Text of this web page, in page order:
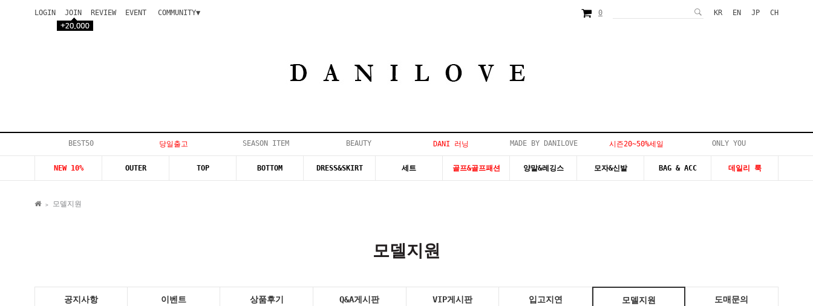
LOGIN JOIN REVIEW EVENT
COMMUNITY▼
입고지연
0 KR EN JP CH
BEST50 당일출고 SEASON ITEM BEAUTY DANI 러닝 MADE BY DANILOVE 시즌20~50%세일 ONLY YOU
NEW 10% OUTER TOP BOTTOM DRESS&SKIRT 세트 골프&골프패션 양말&레깅스 모자&신발 BAG & ACC 데일리 룩
> 모델지원
모델지원
공지사항 이벤트 상품후기 Q&A게시판 VIP게시판 입고지연 모델지원 도매문의